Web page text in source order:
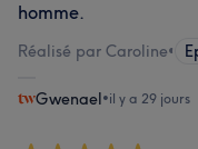
homme.
Réalisé par Caroline•
Gwenael•il y a 29 jours